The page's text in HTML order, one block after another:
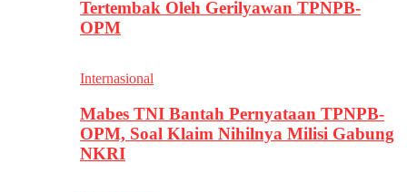
Tertembak Oleh Gerilyawan TPNPB-
OPM
Internasional
Mabes TNI Bantah Pernyataan TPNPB-
OPM, Soal Klaim Nihilnya Milisi Gabung
NKRI